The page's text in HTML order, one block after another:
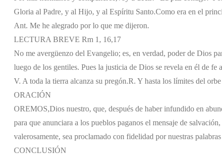
Gloria al Padre, y al Hijo, y al Espíritu Santo.Como era en el
Ant. Me he alegrado por lo que me dijeron.
LECTURA BREVE Rm 1, 16,17
No me avergüenzo del Evangelio; es, en verdad, poder de Dios
luego de los gentiles. Pues la justicia de Dios se revela en él de
V. A toda la tierra alcanza su pregón.R. Y hasta los límites del
ORACIÓN
OREMOS,Dios nuestro, que, después de haber infundido en
para que anunciara a los pueblos paganos el mensaje de
valerosamente, sea proclamado con fidelidad por nuestras
CONCLUSIÓN